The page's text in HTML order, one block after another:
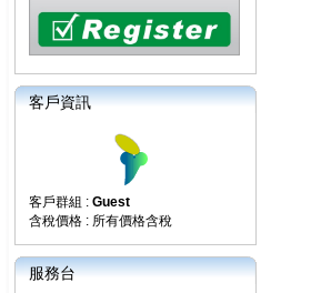
客戶資訊
客戶群組 : Guest
含稅價格 : 所有價格含稅
服務台